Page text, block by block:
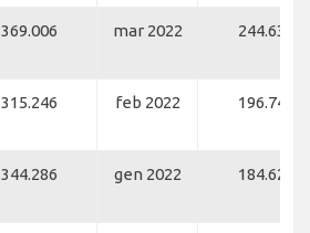
369.006 mar 2022 244.638
315.246 feb 2022 196.743
344.286 gen 2022 184.620